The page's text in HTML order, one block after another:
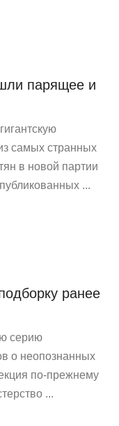
парящее и
самых странных
в новой партии
...
ранее
серию
о неопознанных
по-прежнему
...